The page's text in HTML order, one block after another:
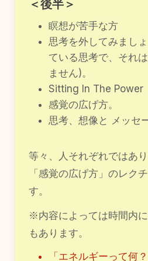
＜後半＞
瞑想が苦手な方
思考を外してみまし
ている思考で、それ
ません)。
Sitting In The Power
感覚の広げ方。
思考、想像と メッセ
等々、人それぞれではあ
「感覚の広げ方」のレク
す。
※内容によっては時間内
もあります。
「エネルギーって何？